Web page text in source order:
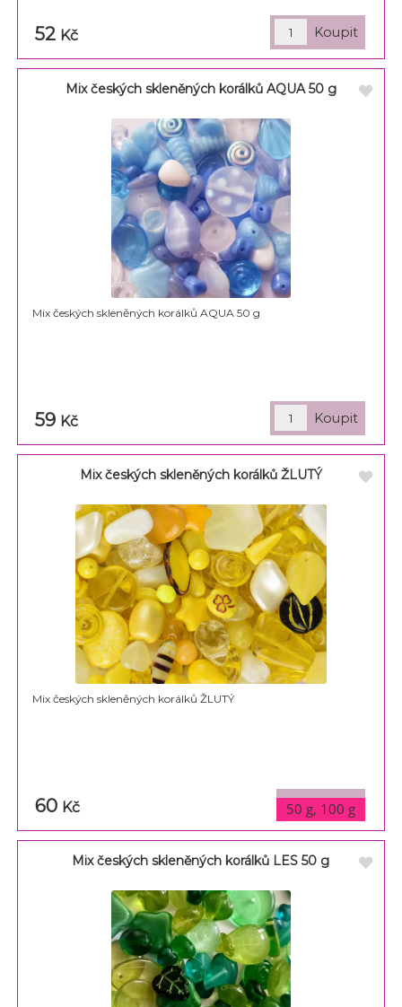
52 Kč
Mix českých skleněných korálků AQUA 50 g
Mix českých skleněných korálků AQUA 50 g
59 Kč
Mix českých skleněných korálků ŽLUTÝ
Mix českých skleněných korálků ŽLUTÝ
varianty
50 g, 100 g
60 Kč
Mix českých skleněných korálků LES 50 g